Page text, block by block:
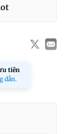
tiên
dẫn.